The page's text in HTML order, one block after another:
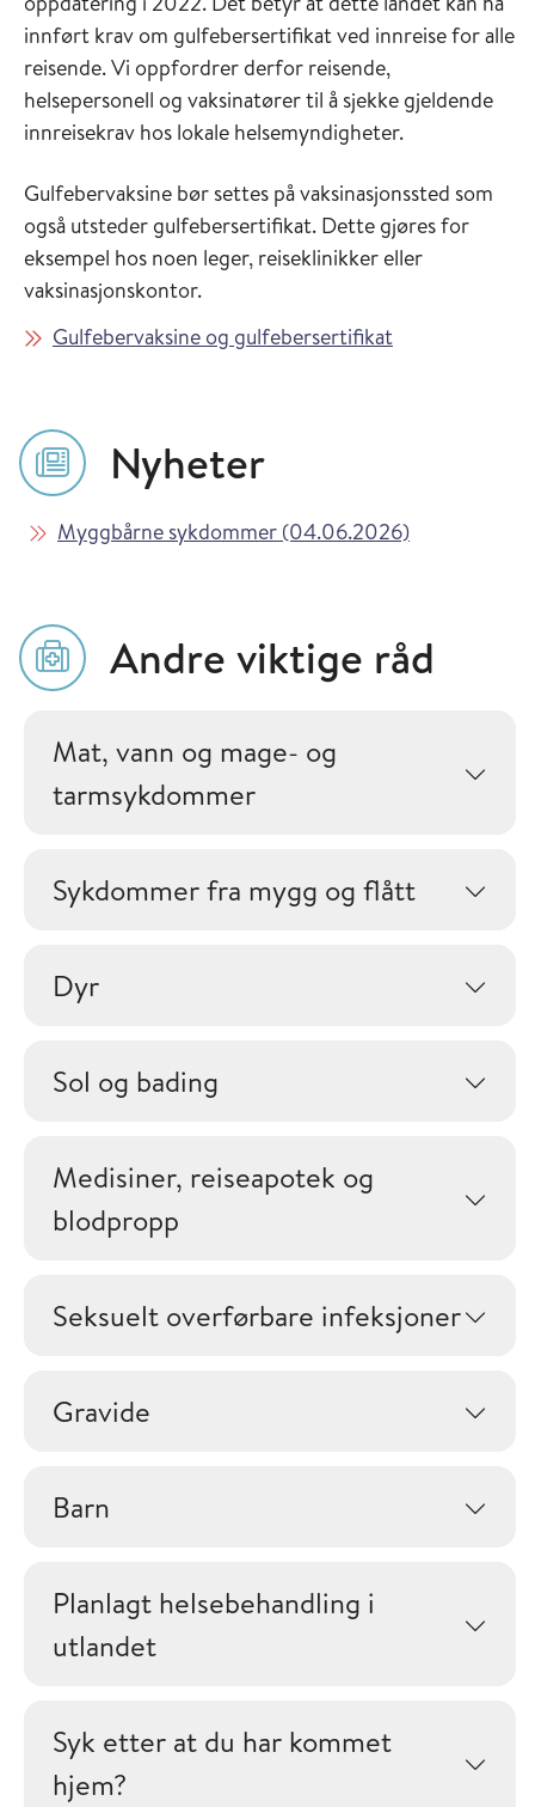
innført krav om gulfebersertifikat ved innreise for alle
reisende. Vi oppfordrer derfor reisende,
helsepersonell og vaksinatører til å sjekke gjeldende
innreisekrav hos lokale helsemyndigheter.
Gulfebervaksine bør settes på vaksinasjonssted som
også utsteder gulfebersertifikat. Dette gjøres for
eksempel hos noen leger, reiseklinikker eller
vaksinasjonskontor.
Gulfebervaksine og gulfebersertifikat
Nyheter
Les mer om
Myggbårne sykdommer (04.06.2026)i
Andre viktige råd
Mat, vann og mage- og
tarmsykdommer
Sykdommer fra mygg og flått
Dyr
Sol og bading
Medisiner, reiseapotek og
blodpropp
Seksuelt overførbare infeksjoner
Gravide
Barn
Planlagt helsebehandling i
utlandet
Syk etter at du har kommet
hjem?